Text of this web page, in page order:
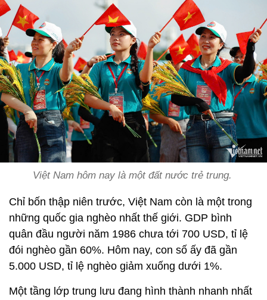
Việt Nam hôm nay là một đất nước trẻ trung.
Chỉ bốn thập niên trước, Việt Nam còn là một trong
những quốc gia nghèo nhất thế giới. GDP bình
quân đầu người năm 1986 chưa tới 700 USD, tỉ lệ
đói nghèo gần 60%. Hôm nay, con số ấy đã gần
5.000 USD, tỉ lệ nghèo giảm xuống dưới 1%.
Một tầng lớp trung lưu đang hình thành nhanh nhất